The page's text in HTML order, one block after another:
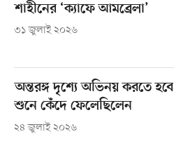
শাহীনের ‘ক্যাফে আমব্রেলা’
৩১ জুলাই ২০২৬
অন্তরঙ্গ দৃশ্যে অভিনয় করতে হবে
শুনে কেঁদে ফেলেছিলেন
২৪ জুলাই ২০২৬